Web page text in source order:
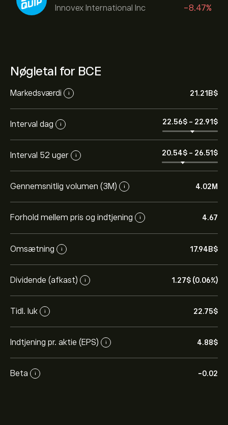
Innovex International Inc
-8.47%
Nøgletal for BCE
Markedsværdi i 21.21B‎$‎
Interval dag i 22.56‎$‎ - 22.91‎$‎
Interval 52 uger i 20.54‎$‎ - 26.51‎$‎
Gennemsnitlig volumen (3M) i 4.02M
Forhold mellem pris og indtjening i 4.67
Omsætning i 17.94B‎$‎
Dividende (afkast) i 1.27‎$‎ (0.06%)
Tidl. luk i 22.75‎$‎
Indtjening pr. aktie (EPS) i 4.88‎$‎
Beta i -0.02